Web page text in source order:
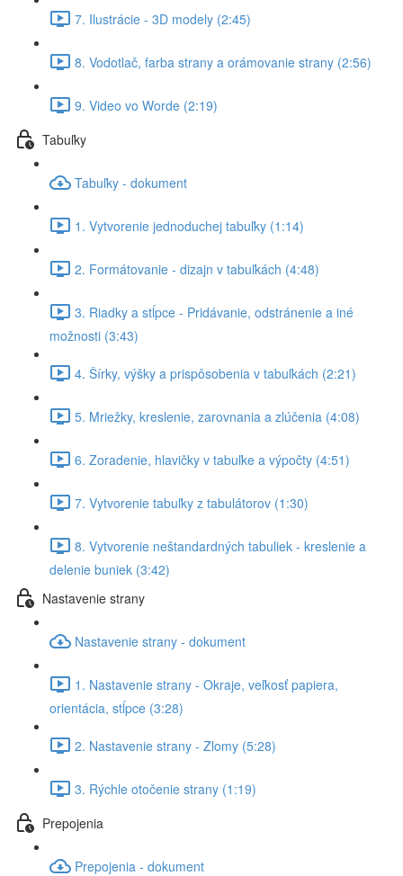
7. Ilustrácie - 3D modely (2:45)
8. Vodotlač, farba strany a orámovanie strany (2:56)
9. Video vo Worde (2:19)
Tabuľky
Tabuľky - dokument
1. Vytvorenie jednoduchej tabuľky (1:14)
2. Formátovanie - dizajn v tabuľkách (4:48)
3. Riadky a stĺpce - Pridávanie, odstránenie a iné
možnosti (3:43)
4. Šírky, výšky a prispôsobenia v tabuľkách (2:21)
5. Mriežky, kreslenie, zarovnania a zlúčenia (4:08)
6. Zoradenie, hlavičky v tabuľke a výpočty (4:51)
7. Vytvorenie tabuľky z tabulátorov (1:30)
8. Vytvorenie neštandardných tabuliek - kreslenie a
delenie buniek (3:42)
Nastavenie strany
Nastavenie strany - dokument
1. Nastavenie strany - Okraje, veľkosť papiera,
orientácia, stĺpce (3:28)
2. Nastavenie strany - Zlomy (5:28)
3. Rýchle otočenie strany (1:19)
Prepojenia
Prepojenia - dokument